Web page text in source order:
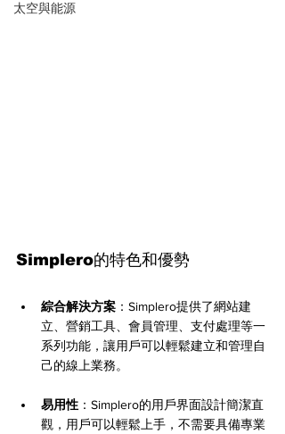
太空與能源
Simplero的特色和優勢
綜合解決方案 ：Simplero提供了網站建
立、營銷工具、會員管理、支付處理等一
系列功能，讓用戶可以輕鬆建立和管理自
己的線上業務。
易用性 ：Simplero的用戶界面設計簡潔直
觀，用戶可以輕鬆上手，不需要具備專業